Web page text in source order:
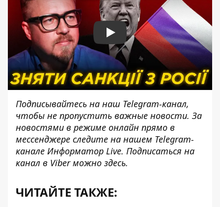
Play
Подписывайтесь на наш Telegram-канал,
чтобы не пропустить важные новости. За
новостями в режиме онлайн прямо в
мессенджере следите на нашем Telegram-
канале Информатор Live. Подписаться на
канал в Viber можно здесь.
ЧИТАЙТЕ ТАКЖЕ: